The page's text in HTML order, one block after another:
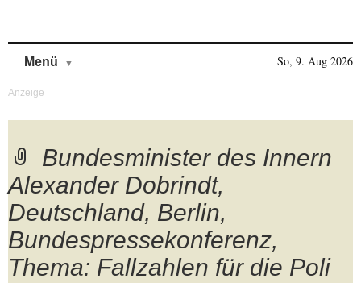
Menü So, 9. Aug 2026
Bundesminister des Innern
Alexander Dobrindt,
Deutschland, Berlin,
Bundespressekonferenz,
Thema: Fallzahlen für die Poli